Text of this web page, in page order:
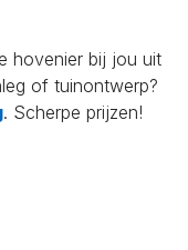
hovenier bij jou uit
of tuinontwerp?
. Scherpe prijzen!